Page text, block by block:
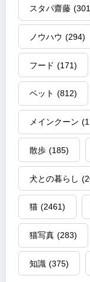
スタパ齋藤
ノウハウ (294)
フード (171)
ペット (812)
メインクーン
散歩 (185)
犬との暮らし
猫 (2461)
猫写真 (283)
知識 (375)